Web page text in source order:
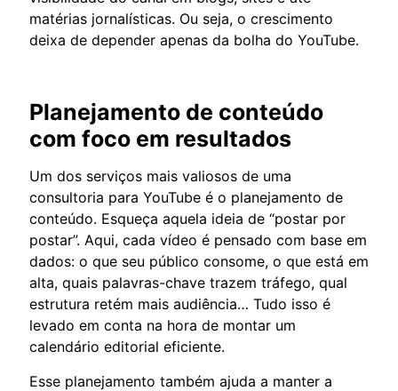
matérias jornalísticas. Ou seja, o crescimento
deixa de depender apenas da bolha do YouTube.
Planejamento de conteúdo
com foco em resultados
Um dos serviços mais valiosos de uma
consultoria para YouTube é o planejamento de
conteúdo. Esqueça aquela ideia de “postar por
postar”. Aqui, cada vídeo é pensado com base em
dados: o que seu público consome, o que está em
alta, quais palavras-chave trazem tráfego, qual
estrutura retém mais audiência… Tudo isso é
levado em conta na hora de montar um
calendário editorial eficiente.
Esse planejamento também ajuda a manter a